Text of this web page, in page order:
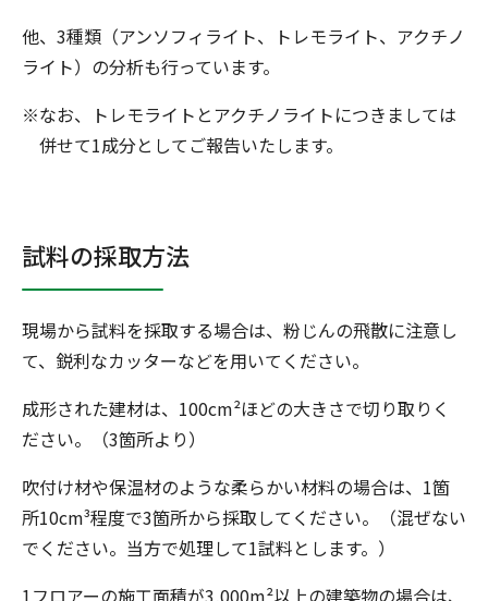
他、3種類（アンソフィライト、トレモライト、アクチノ
ライト）の分析も行っています。
※なお、トレモライトとアクチノライトにつきましては
併せて1成分としてご報告いたします。
試料の採取方法
現場から試料を採取する場合は、粉じんの飛散に注意し
て、鋭利なカッターなどを用いてください。
成形された建材は、100cm²ほどの大きさで切り取りく
ださい。（3箇所より）
吹付け材や保温材のような柔らかい材料の場合は、1箇
所10cm³程度で3箇所から採取してください。（混ぜない
でください。当方で処理して1試料とします。）
1フロアーの施工面積が3,000m²以上の建築物の場合は、